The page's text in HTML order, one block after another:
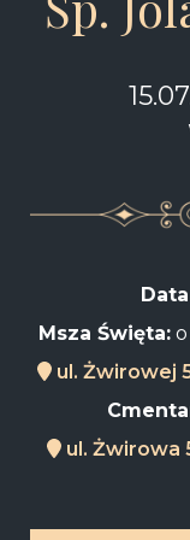
Msza Święta:o
ul. Żwirowej
ul. Żwirowa